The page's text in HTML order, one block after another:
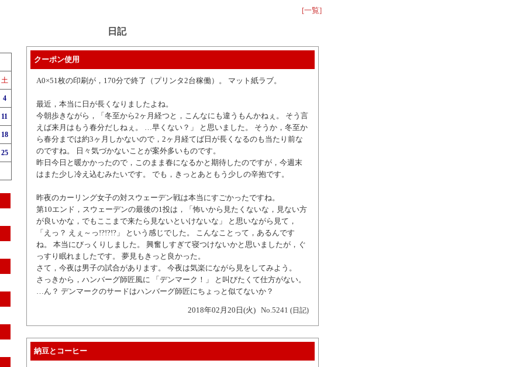
[一覧]
日記
土
4
11
18
25
クーポン使用
A0×51枚の印刷が，170分で終了（プリンタ2台稼働）。 マット紙ラブ。
最近，本当に日が長くなりましたよね。
今朝歩きながら，「冬至から2ヶ月経つと，こんなにも違うもんかねぇ。 そう言
えば来月はもう春分だしねぇ。 …早くない？」 と思いました。 そうか，冬至か
ら春分までは約3ヶ月しかないので，2ヶ月経てば日が長くなるのも当たり前な
のですね。 日々気づかないことが案外多いものです。
昨日今日と暖かかったので，このまま春になるかと期待したのですが，今週末
はまた少し冷え込むみたいです。 でも，きっとあともう少しの辛抱です。
昨夜のカーリング女子の対スウェーデン戦は本当にすごかったですね。
第10エンド，スウェーデンの最後の1投は，「怖いから見たくないな，見ない方
が良いかな，でもここまで来たら見ないといけないな」 と思いながら見て，
「えっ？ えぇ～っ!?!?!?」 という感じでした。 こんなことって，あるんです
ね。 本当にびっくりしました。 興奮しすぎて寝つけないかと思いましたが，ぐ
っすり眠れましたです。 夢見もきっと良かった。
さて，今夜は男子の試合があります。 今夜は気楽にながら見をしてみよう。
さっきから，ハンバーグ師匠風に 「デンマーク！」 と叫びたくて仕方がない。
…ん？ デンマークのサードはハンバーグ師匠にちょっと似てないか？
2018年02月20日(火) No.5241 (日記)
納豆とコーヒー